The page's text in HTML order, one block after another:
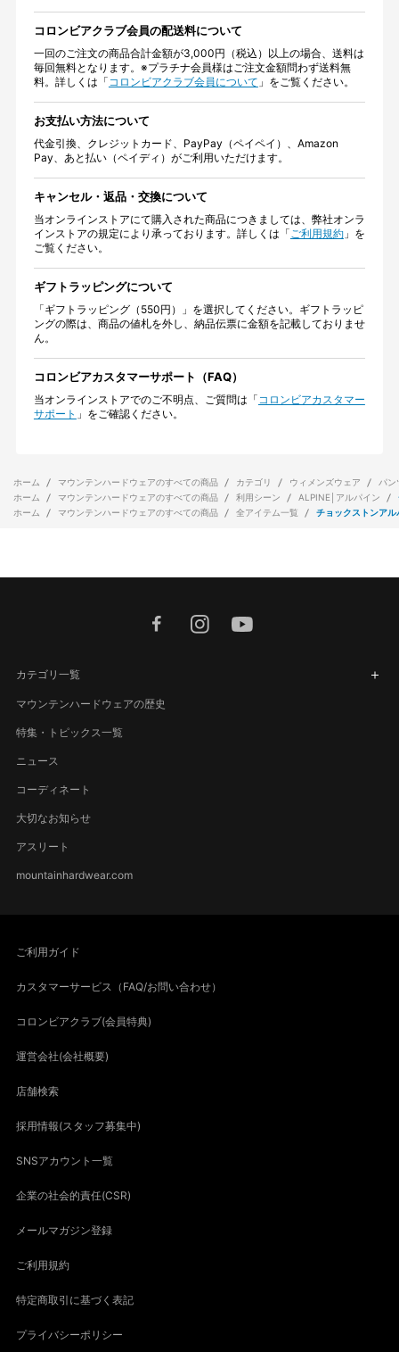
コロンビアクラブ会員の配送料について
一回のご注文の商品合計金額が3,000円（税込）以上の場合、送料は
毎回無料となります。※プラチナ会員様はご注文金額問わず送料無
料。詳しくは「コロンビアクラブ会員について 」をご覧ください。
お支払い方法について
代金引換、クレジットカード、PayPay（ペイペイ）、Amazon
Pay、あと払い（ペイディ）がご利用いただけます。
キャンセル・返品・交換について
当オンラインストアにて購入された商品につきましては、弊社オンラ
インストアの規定により承っております。詳しくは「ご利用規約」を
ご覧ください。
ギフトラッピングについて
「ギフトラッピング（550円）」を選択してください。ギフトラッピ
ングの際は、商品の値札を外し、納品伝票に金額を記載しておりませ
ん。
コロンビアカスタマーサポート（FAQ）
当オンラインストアでのご不明点、ご質問は「コロンビアカスタマー
サポート 」をご確認ください。
ホーム マウンテンハードウェアのすべての商品 カテゴリ ウィメンズウェア
パン
ホーム
マウンテンハードウェアのすべての商品 利用シーン ALPINE│アルパイン
ホーム
マウンテンハードウェアのすべての商品 全アイテム一覧 チョックストンア
facebookinstagram
カテゴリ一覧
マウンテンハードウェアの歴史
特集・トピックス一覧
ニュース
コーディネート
大切なお知らせ
アスリート
mountainhardwear.com
ご利用ガイド
カスタマーサービス（FAQ/お問い合わせ）
コロンビアクラブ(会員特典)
運営会社(会社概要)
店舗検索
採用情報(スタッフ募集中)
SNSアカウント一覧
企業の社会的責任(CSR)
メールマガジン登録
ご利用規約
特定商取引に基づく表記
プライバシーポリシー